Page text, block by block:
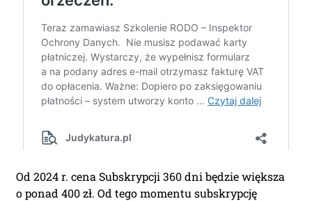
Od 2024 r. cena Subskrypcji 360 dni będzie większa
o ponad 400 zł. Od tego momentu subskrypcję